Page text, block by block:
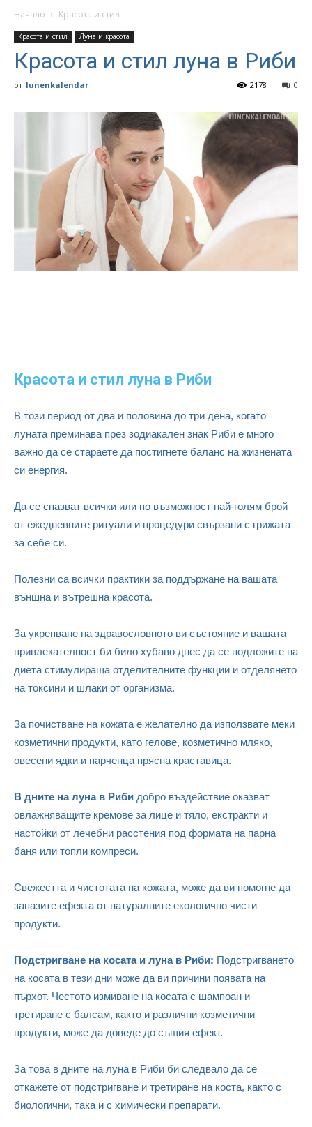
Начало Красота и стил
Красота и стил Луна и красота
Красота и стил луна в Риби
от lunenkalendar 0
2178
Красота и стил луна в Риби
В този период от два и половина до три дена, когато
луната преминава през зодиакален знак Риби е много
важно да се стараете да постигнете баланс на жизнената
си енергия.
Да се спазват всички или по възможност най-голям брой
от ежедневните ритуали и процедури свързани с грижата
за себе си.
Полезни са всички практики за поддържане на вашата
външна и вътрешна красота.
За укрепване на здравословното ви състояние и вашата
привлекателност би било хубаво днес да се подложите на
диета стимулираща отделителните функции и отделянето
на токсини и шлаки от организма.
За почистване на кожата е желателно да използвате меки
козметични продукти, като гелове, козметично мляко,
овесени ядки и парченца прясна краставица.
В дните на луна в Риби добро въздействие оказват
овлажняващите кремове за лице и тяло, екстракти и
настойки от лечебни расстения под формата на парна
баня или топли компреси.
Свежестта и чистотата на кожата, може да ви помогне да
запазите ефекта от натуралните екологично чисти
продукти.
Подстригване на косата и луна в Риби: Подстригването
на косата в тези дни може да ви причини появата на
пърхот. Честото измиване на косата с шампоан и
третиране с балсам, както и различни козметични
продукти, може да доведе до същия ефект.
За това в дните на луна в Риби би следвало да се
откажете от подстригване и третиране на коста, както с
биологични, така и с химически препарати.